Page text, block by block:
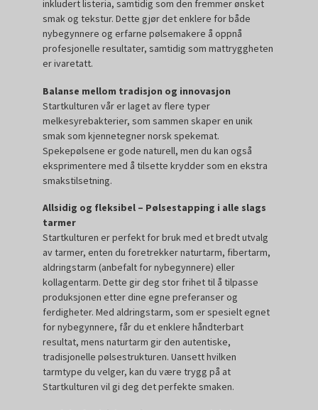
inkludert listeria, samtidig som den fremmer ønsket
smak og tekstur. Dette gjør det enklere for både
nybegynnere og erfarne pølsemakere å oppnå
profesjonelle resultater, samtidig som mattryggheten
er ivaretatt.
Balanse mellom tradisjon og innovasjon
Startkulturen vår er laget av flere typer
melkesyrebakterier, som sammen skaper en unik
smak som kjennetegner norsk spekemat.
Spekepølsene er gode naturell, men du kan også
eksprimentere med å tilsette krydder som en ekstra
smakstilsetning.
Allsidig og fleksibel – Pølsestapping i alle slags
tarmer
Startkulturen er perfekt for bruk med et bredt utvalg
av tarmer, enten du foretrekker naturtarm, fibertarm,
aldringstarm (anbefalt for nybegynnere) eller
kollagentarm. Dette gir deg stor frihet til å tilpasse
produksjonen etter dine egne preferanser og
ferdigheter. Med aldringstarm, som er spesielt egnet
for nybegynnere, får du et enklere håndterbart
resultat, mens naturtarm gir den autentiske,
tradisjonelle pølsestrukturen. Uansett hvilken
tarmtype du velger, kan du være trygg på at
Startkulturen vil gi deg det perfekte smaken.